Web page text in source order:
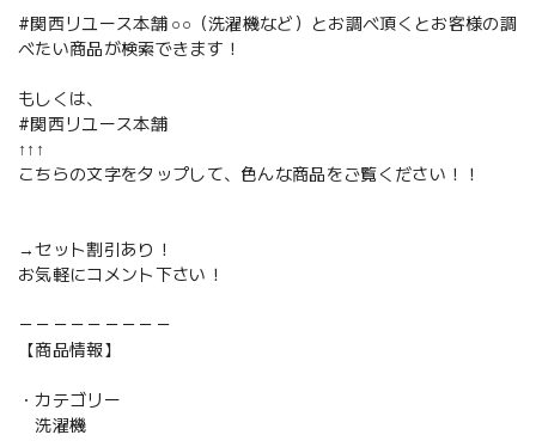
#関西リユース本舗 ○○（洗濯機など）とお調べ頂くとお客様の調
べたい商品が検索できます！
もしくは、
#関西リユース本舗
↑↑↑
こちらの文字をタップして、色んな商品をご覧ください！！
→セット割引あり！
お気軽にコメント下さい！
－－－－－－－－－
【商品情報】
・カテゴリー
洗濯機